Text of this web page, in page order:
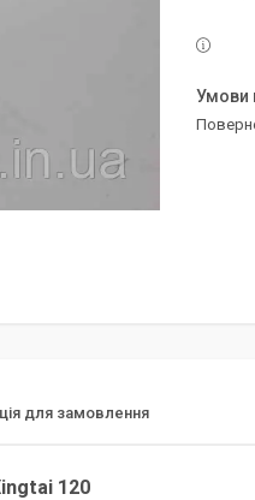
для замовлення
120